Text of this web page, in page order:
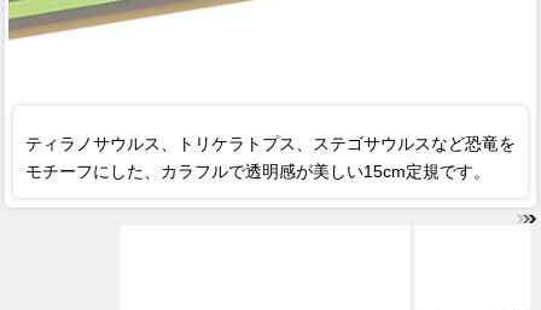
ティラノサウルス、トリケラトプス、ステゴサウルスなど恐竜を
モチーフにした、カラフルで透明感が美しい15cm定規です。